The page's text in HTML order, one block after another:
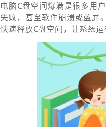
电脑C盘空间爆满是很多用
失败，甚至软件崩溃或蓝屏
快速释放C盘空间，让系统运